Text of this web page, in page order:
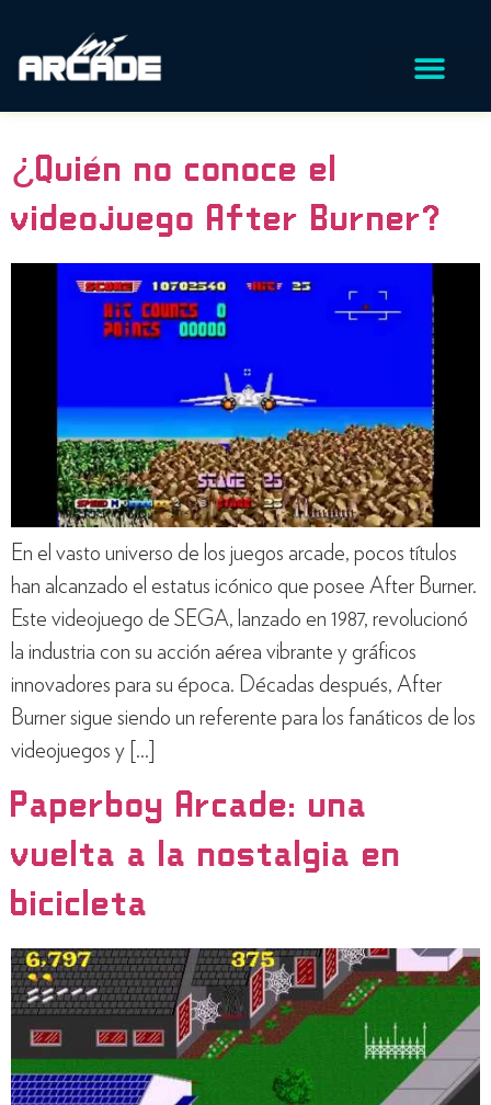
Categoría:
¿Quién no conoce el
videojuego After Burner?
En el vasto universo de los juegos arcade, pocos títulos
han alcanzado el estatus icónico que posee After Burner.
Este videojuego de SEGA, lanzado en 1987, revolucionó
la industria con su acción aérea vibrante y gráficos
innovadores para su época. Décadas después, After
Burner sigue siendo un referente para los fanáticos de los
videojuegos y […]
Paperboy Arcade: una
vuelta a la nostalgia en
bicicleta